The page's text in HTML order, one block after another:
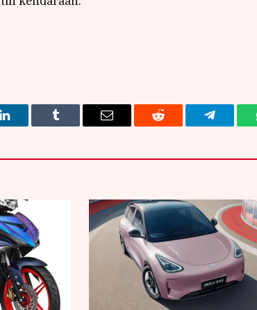
LinkedIn Tumblr Email Reddit Telegram